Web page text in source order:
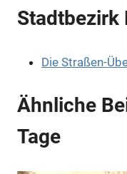
Stadtbezirk
Die Straßen-
Ähnliche
Tage